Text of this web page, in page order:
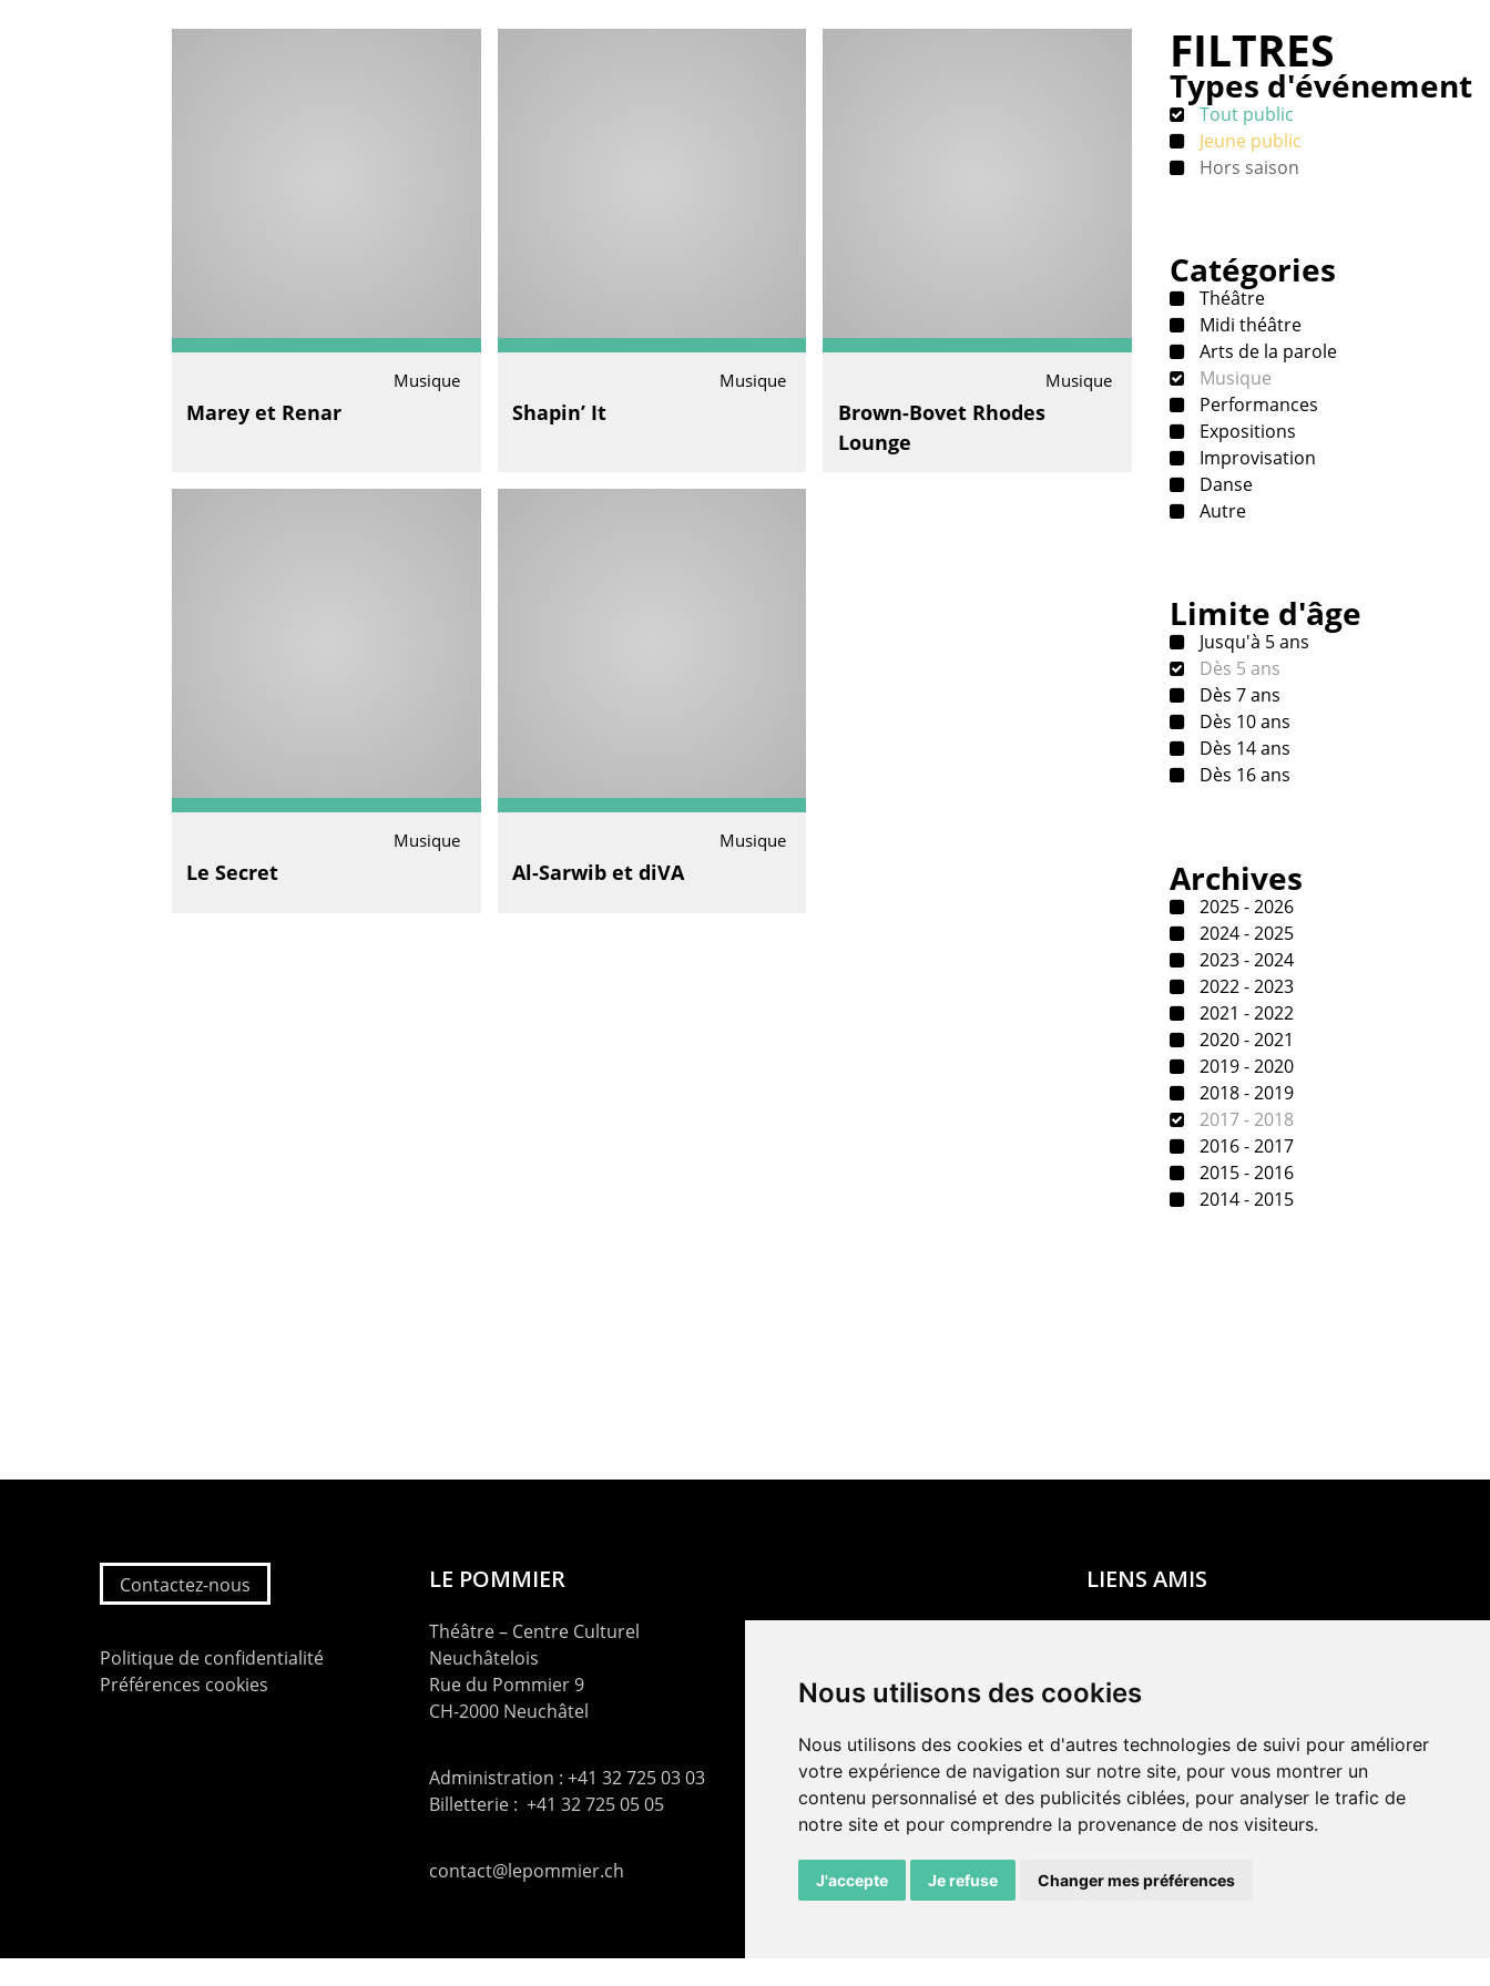
Nous utilisons des cookies
Nous utilisons des cookies et d'autres technologies de suivi pour améliorer
votre expérience de navigation sur notre site, pour vous montrer un
contenu personnalisé et des publicités ciblées, pour analyser le trafic de
notre site et pour comprendre la provenance de nos visiteurs.
J'accepte Je refuse Changer mes préférences
Musique
Marey et Renar
Musique
Shapin’ It
Musique
Brown-Bovet Rhodes
Lounge
Musique
Le Secret
Musique
Al-Sarwib et diVA
FILTRES
Types d'événement
Tout public
Jeune public
Hors saison
Catégories
Théâtre
Midi théâtre
Arts de la parole
Musique
Performances
Expositions
Improvisation
Danse
Autre
Limite d'âge
Jusqu'à 5 ans
Dès 5 ans
Dès 7 ans
Dès 10 ans
Dès 14 ans
Dès 16 ans
Archives
2025 - 2026
2024 - 2025
2023 - 2024
2022 - 2023
2021 - 2022
2020 - 2021
2019 - 2020
2018 - 2019
2017 - 2018
2016 - 2017
2015 - 2016
2014 - 2015
Contactez-nous
Politique de confidentialité
Préférences cookies
LE POMMIER
Théâtre – Centre Culturel
Neuchâtelois
Rue du Pommier 9
CH-2000 Neuchâtel
Administration : +41 32 725 03 03
Billetterie : +41 32 725 05 05
contact@lepommier.ch
LIENS AMIS